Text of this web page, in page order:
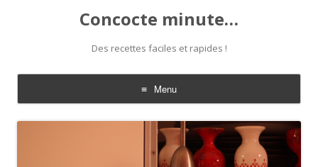
Concocte minute…
Des recettes faciles et rapides !
Menu
Aller
au